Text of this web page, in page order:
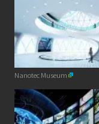
Nanotec Museum